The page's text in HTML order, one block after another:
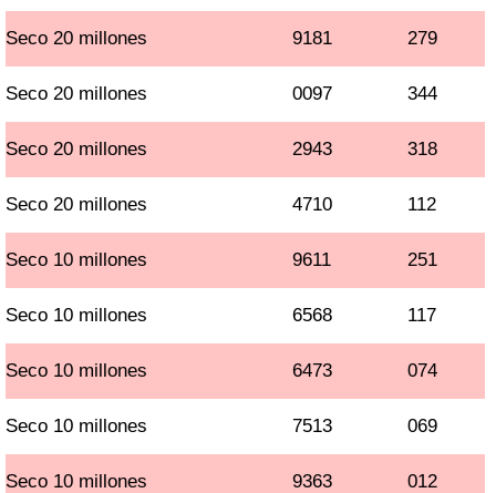
Seco 20 millones 9181 279
Seco 20 millones 0097 344
Seco 20 millones 2943 318
Seco 20 millones 4710 112
Seco 10 millones 9611 251
Seco 10 millones 6568 117
Seco 10 millones 6473 074
Seco 10 millones 7513 069
Seco 10 millones 9363 012